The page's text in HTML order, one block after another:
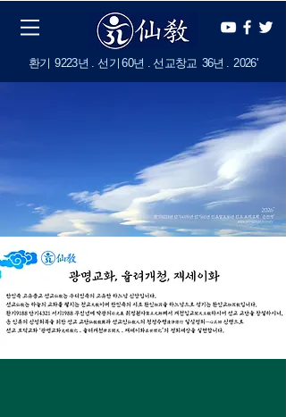
​환기 9223년 . 선기 60년 . 선교창교 36년 . 2026'